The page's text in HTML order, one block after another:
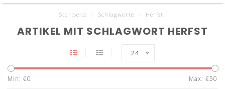
Startseite Schlagworte Herfst
ARTIKEL MIT SCHLAGWORT HERFST
24
Min: €0 Max: €50